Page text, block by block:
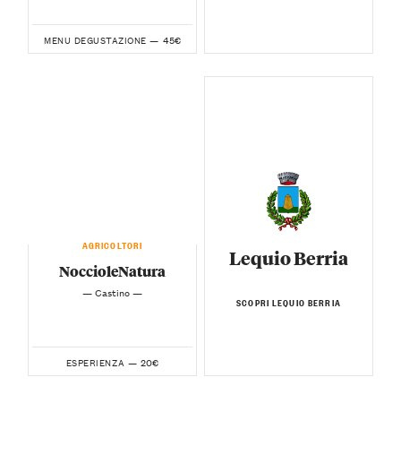
MENU DEGUSTAZIONE — 45€
AGRICOLTORI
NoccioleNatura
— Castino —
ESPERIENZA — 20€
Lequio Berria
SCOPRI LEQUIO BERRIA